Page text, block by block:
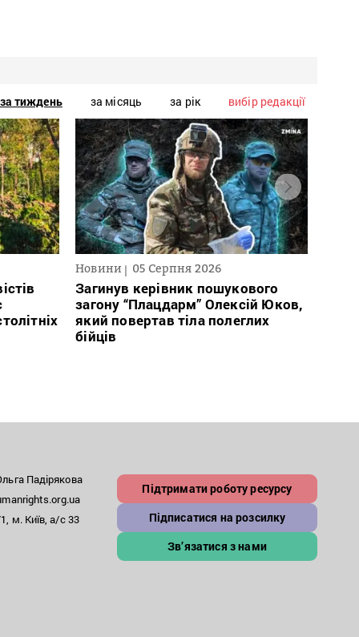
за тиждень за місяць за рік вибір редакції
Новини 05 Серпня 2026
Загинув керівник пошукового
загону “Плацдарм” Олексій Юков,
який повертав тіла полеглих
бійців
Падірякова
м. Київ, а/с 33
Підтримати роботу ресурсу
Підписатися на розсилку
Зв’язатися з нами